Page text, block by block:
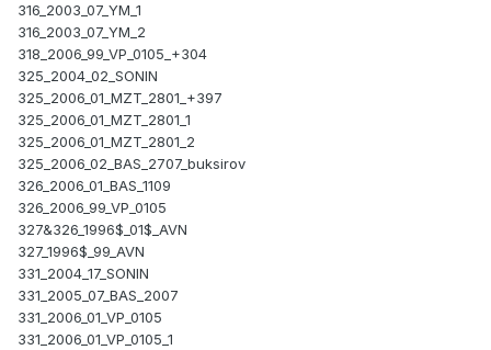
316_2003_07_YM_1
316_2003_07_YM_2
318_2006_99_VP_0105_+304
325_2004_02_SONIN
325_2006_01_MZT_2801_+397
325_2006_01_MZT_2801_1
325_2006_01_MZT_2801_2
325_2006_02_BAS_2707_buksirov
326_2006_01_BAS_1109
326_2006_99_VP_0105
327&326_1996$_01$_AVN
327_1996$_99_AVN
331_2004_17_SONIN
331_2005_07_BAS_2007
331_2006_01_VP_0105
331_2006_01_VP_0105_1